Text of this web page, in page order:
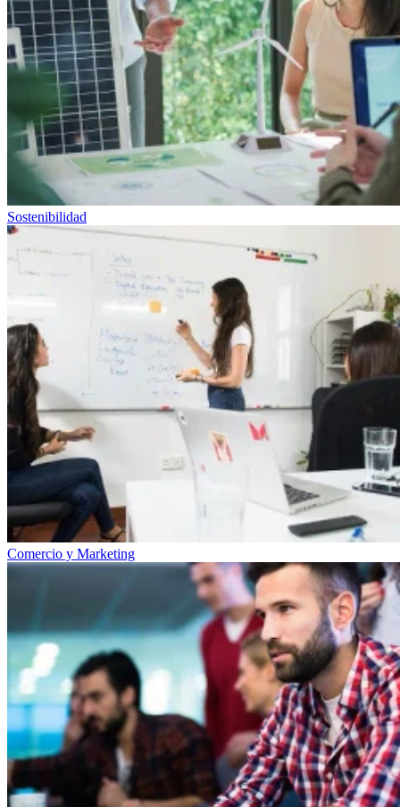
Sostenibilidad
Comercio y Marketing